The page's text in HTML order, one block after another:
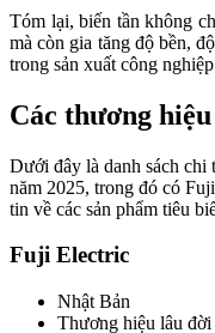
Tóm lại, biến tần không
mà còn gia tăng độ bền,
trong sản xuất công
Các thương
Dưới đây là danh sách chi
năm 2025, trong đó có
tin về các sản phẩm tiêu
Fuji Electric
Nhật Bản
Thương hiệu lâu